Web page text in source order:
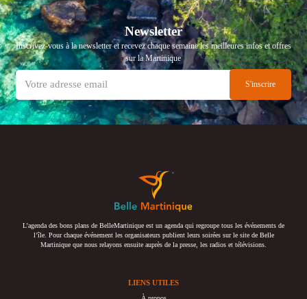
Newsletter
Inscrivez-vous à la newsletter et recevez chaque semaine les meilleures infos et offres
sur la Martinique
L’agenda des bons plans de BelleMartinique est un agenda qui regroupe tous les événements de
l’île. Pour chaque événement les organisateurs publient leurs soirées sur le site de Belle
Martinique que nous relayons ensuite auprès de la presse, les radios et télévisions.
LIENS UTILES